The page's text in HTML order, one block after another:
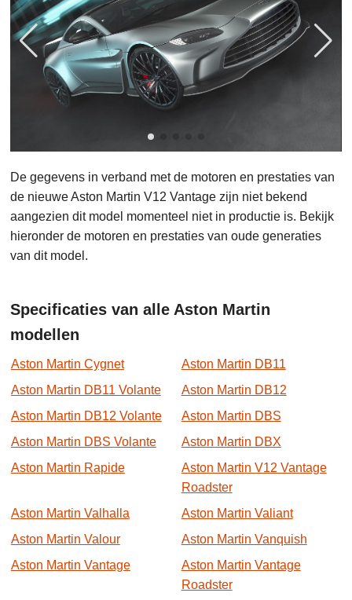
De gegevens in verband met de motoren en prestaties van
de nieuwe Aston Martin V12 Vantage zijn niet bekend
aangezien dit model momenteel niet in productie is. Bekijk
hieronder de motoren en prestaties van oude generaties
van dit model.
Specificaties van alle Aston Martin
modellen
Aston Martin Cygnet
Aston Martin DB11
Aston Martin DB11 Volante
Aston Martin DB12
Aston Martin DB12 Volante
Aston Martin DBS
Aston Martin DBS Volante
Aston Martin DBX
Aston Martin Rapide
Aston Martin V12 Vantage
Roadster
Aston Martin Valhalla
Aston Martin Valiant
Aston Martin Valour
Aston Martin Vanquish
Aston Martin Vantage
Aston Martin Vantage
Roadster